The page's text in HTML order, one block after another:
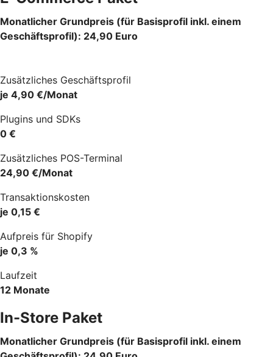
Monatlicher Grundpreis (für Basisprofil inkl. einem
Geschäftsprofil): 24,90 Euro
Zusätzliches Geschäftsprofil
je 4,90 €/Monat
Plugins und SDKs
0 €
Zusätzliches POS-Terminal
24,90 €/Monat
Transaktionskosten
je 0,15 €
Aufpreis für Shopify
je 0,3 %
Laufzeit
12 Monate
In-Store Paket
Monatlicher Grundpreis (für Basisprofil inkl. einem